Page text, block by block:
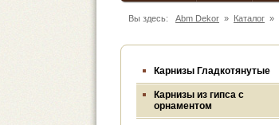
Вы здесь: Abm Dekor » Каталог »
Карнизы Гладкотянутые
Карнизы из гипса c
орнаментом